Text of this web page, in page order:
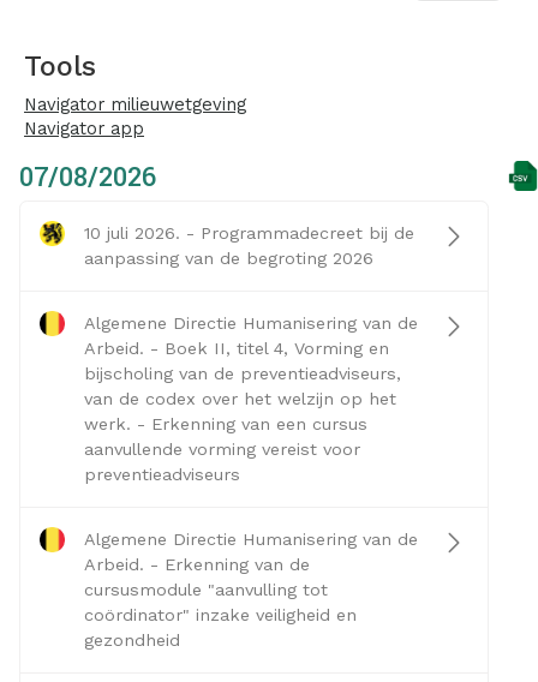
07/08/2026
10 juli 2026. - Programmadecreet bij de
aanpassing van de begroting 2026
Algemene Directie Humanisering van de
Arbeid. - Boek II, titel 4, Vorming en
bijscholing van de preventieadviseurs,
van de codex over het welzijn op het
werk. - Erkenning van een cursus
aanvullende vorming vereist voor
preventieadviseurs
Algemene Directie Humanisering van de
Arbeid. - Erkenning van de
cursusmodule "aanvulling tot
coördinator" inzake veiligheid en
gezondheid
Tools
Navigator milieuwetgeving
Navigator app